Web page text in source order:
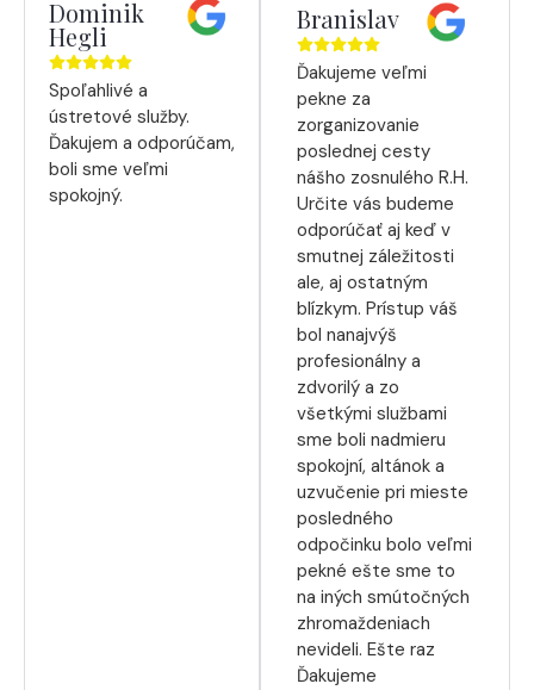
Dominik
Hegli
Spoľahlivé a
ústretové služby.
Ďakujem a odporúčam,
boli sme veľmi
spokojný.
Branislav
Ďakujeme veľmi
pekne za
zorganizovanie
poslednej cesty
nášho zosnulého R.H.
Určite vás budeme
odporúčať aj keď v
smutnej záležitosti
ale, aj ostatným
blízkym. Prístup váš
bol nanajvýš
profesionálny a
zdvorilý a zo
všetkými službami
sme boli nadmieru
spokojní, altánok a
uzvučenie pri mieste
posledného
odpočinku bolo veľmi
pekné ešte sme to
na iných smútočných
zhromaždeniach
nevideli. Ešte raz
Ďakujeme